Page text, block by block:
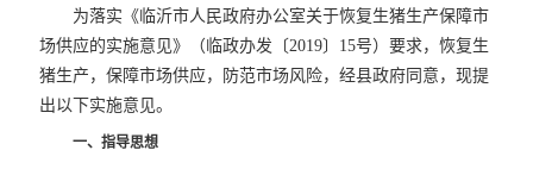
为落实《临沂市人民政府办公室关于恢复生猪生产保障市
场供应的实施意见》（临政办发〔2019〕15号）要求，恢复生
猪生产，保障市场供应，防范市场风险，经县政府同意，现提
出以下实施意见。
一、指导思想